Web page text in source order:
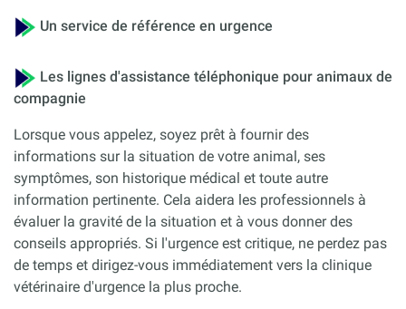
Un service de référence en urgence
Les lignes d'assistance téléphonique pour animaux de
compagnie
Lorsque vous appelez, soyez prêt à fournir des
informations sur la situation de votre animal, ses
symptômes, son historique médical et toute autre
information pertinente. Cela aidera les professionnels à
évaluer la gravité de la situation et à vous donner des
conseils appropriés. Si l'urgence est critique, ne perdez pas
de temps et dirigez-vous immédiatement vers la clinique
vétérinaire d'urgence la plus proche.